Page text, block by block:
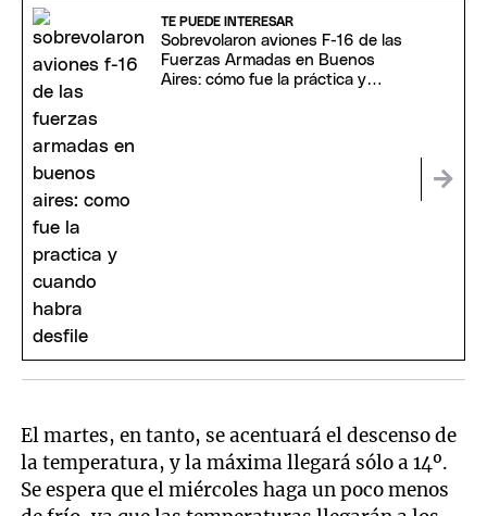
TE PUEDE INTERESAR
Sobrevolaron aviones F-16 de las
Fuerzas Armadas en Buenos
Aires: cómo fue la práctica y
El martes, en tanto, se acentuará el descenso de
la temperatura, y la máxima llegará sólo a 14º.
Se espera que el miércoles haga un poco menos